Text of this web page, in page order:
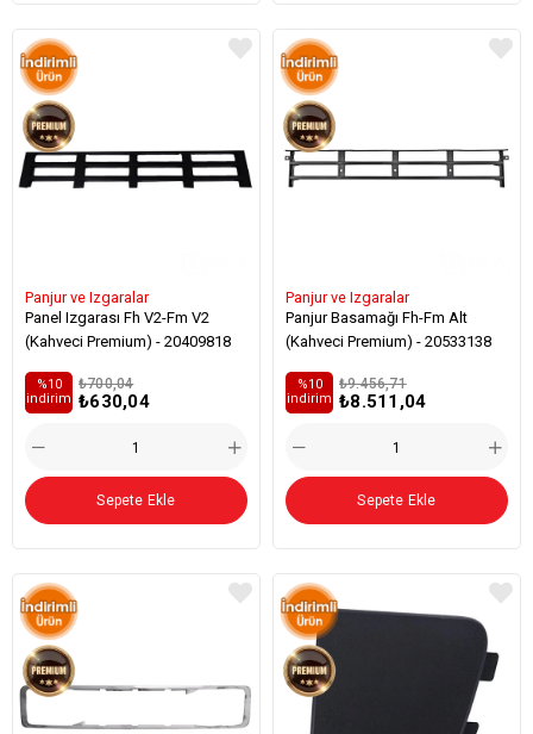
Panjur ve Izgaralar
Panel Izgarası Fh V2-Fm V2
(Kahveci Premium) - 20409818
₺630,04
₺700,04
%10
i̇ndirim
Sepete Ekle
Panjur ve Izgaralar
Panjur Basamağı Fh-Fm Alt
(Kahveci Premium) - 20533138
₺8.511,04
₺9.456,71
%10
i̇ndirim
Sepete Ekle